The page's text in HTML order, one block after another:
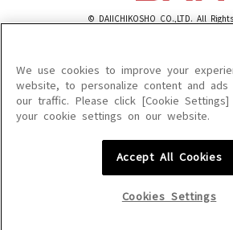
© DAIICHIKOSHO CO.,LTD. All Rights
このサイトに掲載されている一切の文章・画像・写真
を問わず、著作権法の定める範囲を超えて無断で複製、
を禁じます。
楽曲及びコンテンツは、機種によりご利用いただけない
楽曲及びコンテンツの配信日、配信内容が変更になる場
We use cookies to improve your
website, to personalize content and ads
our traffic. Please click [Cookie Settings]
your cookie settings on our website.
Accept All Cookies
Cookies Settings